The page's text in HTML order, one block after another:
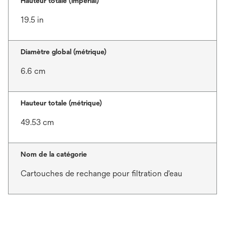
19.5 in
Diamètre global (métrique)
6.6 cm
Hauteur totale (métrique)
49.53 cm
Nom de la catégorie
Cartouches de rechange pour filtration d'eau